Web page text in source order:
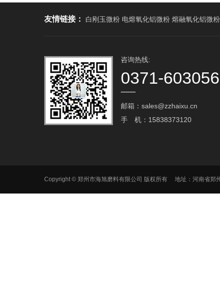
友情链接： 白刚玉微粉 电熔氧化铝微粉 熔融氧化铝微粉
咨询热线:
0371-
邮箱：sales@zzhaixu.cn
手 机：15838373120
Copyright © 郑州市海旭磨料有限公司 版权所有 地址：河南省